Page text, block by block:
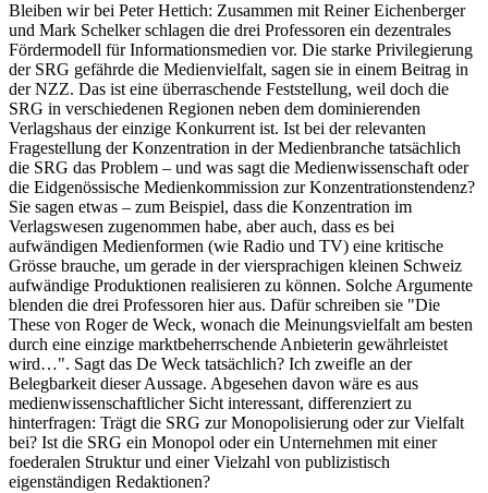
Bleiben wir bei Peter Hettich: Zusammen mit Reiner Eichenberger
und Mark Schelker schlagen die drei Professoren ein dezentrales
Fördermodell für Informationsmedien vor. Die starke Privilegierung
der SRG gefährde die Medienvielfalt, sagen sie in einem Beitrag in
der NZZ. Das ist eine überraschende Feststellung, weil doch die
SRG in verschiedenen Regionen neben dem dominierenden
Verlagshaus der einzige Konkurrent ist. Ist bei der relevanten
Fragestellung der Konzentration in der Medienbranche tatsächlich
die SRG das Problem – und was sagt die Medienwissenschaft oder
die Eidgenössische Medienkommission zur Konzentrationstendenz?
Sie sagen etwas – zum Beispiel, dass die Konzentration im
Verlagswesen zugenommen habe, aber auch, dass es bei
aufwändigen Medienformen (wie Radio und TV) eine kritische
Grösse brauche, um gerade in der viersprachigen kleinen Schweiz
aufwändige Produktionen realisieren zu können. Solche Argumente
blenden die drei Professoren hier aus. Dafür schreiben sie "Die
These von Roger de Weck, wonach die Meinungsvielfalt am besten
durch eine einzige marktbeherrschende Anbieterin gewährleistet
wird…". Sagt das De Weck tatsächlich? Ich zweifle an der
Belegbarkeit dieser Aussage. Abgesehen davon wäre es aus
medienwissenschaftlicher Sicht interessant, differenziert zu
hinterfragen: Trägt die SRG zur Monopolisierung oder zur Vielfalt
bei? Ist die SRG ein Monopol oder ein Unternehmen mit einer
foederalen Struktur und einer Vielzahl von publizistisch
eigenständigen Redaktionen?